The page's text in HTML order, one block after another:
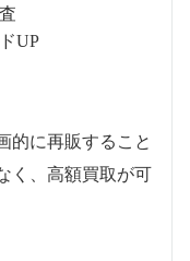
UP
的に再販すること
く、高額買取が可